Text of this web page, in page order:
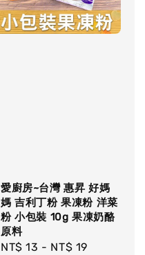
愛廚房~台灣 惠昇 好媽
媽 吉利丁粉 果凍粉 洋菜
粉 小包裝 10g 果凍奶酪
原料
Regular
NT$ 13 - NT$ 19